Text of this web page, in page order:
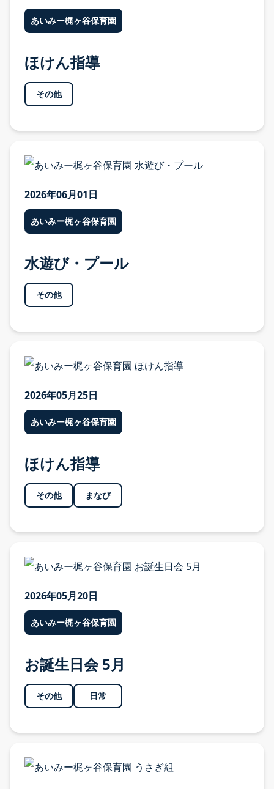
あいみー高津保育園
あいみー南加瀬保育園
あいみー平間保育園
あいみーBelle鹿島田保育園
あいみー梶ヶ谷保育園
ほけん指導
その他
2026年06月01日
あいみー梶ヶ谷保育園
水遊び・プール
その他
2026年05月25日
あいみー梶ヶ谷保育園
ほけん指導
その他 まなび
2026年05月20日
あいみー梶ヶ谷保育園
お誕生日会 5月
その他 日常